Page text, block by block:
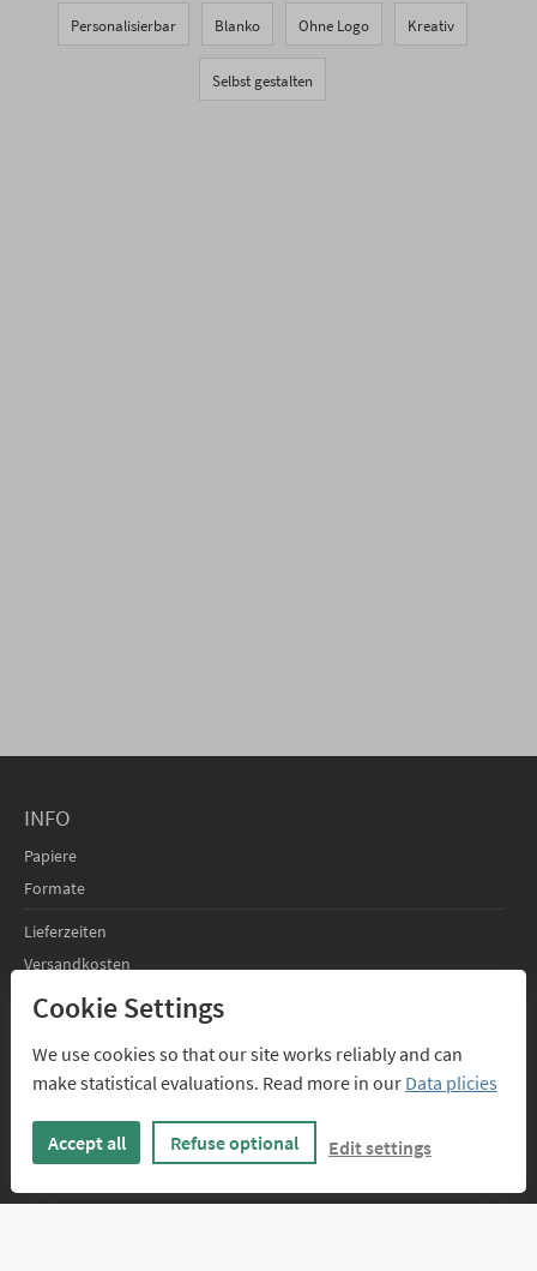
Personalisierbar Blanko Ohne Logo Kreativ
Selbst gestalten
INFO
Papiere
Formate
Lieferzeiten
Versandkosten
Kartenpreise
SERVICE
Design-Service
Cookie Settings
We use cookies so that our site works reliably and can
make statistical evaluations. Read more in our Data plicies
Accept all Refuse optional Edit settings